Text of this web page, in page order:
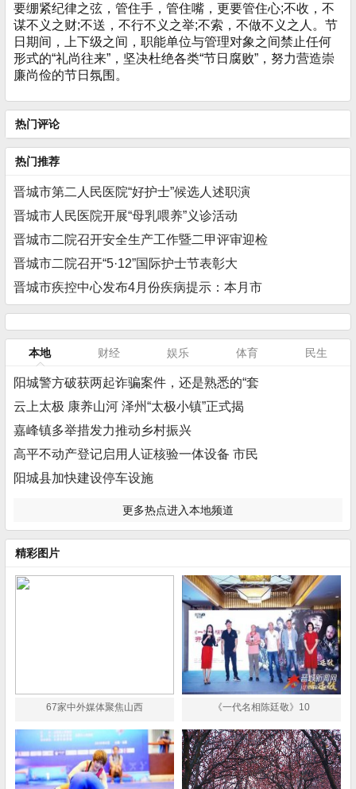
要绷紧纪律之弦，管住手，管住嘴，更要管住心;不收，不
谋不义之财;不送，不行不义之举;不索，不做不义之人。节
日期间，上下级之间，职能单位与管理对象之间禁止任何
形式的“礼尚往来”，坚决杜绝各类“节日腐败”，努力营造崇
廉尚俭的节日氛围。
热门评论
热门推荐
晋城市第二人民医院“好护士”候选人述职演
晋城市人民医院开展“母乳喂养”义诊活动
晋城市二院召开安全生产工作暨二甲评审迎检
晋城市二院召开“5·12”国际护士节表彰大
晋城市疾控中心发布4月份疾病提示：本月市
本地 财经 娱乐 体育 民生
阳城警方破获两起诈骗案件，还是熟悉的“套
云上太极 康养山河 泽州“太极小镇”正式揭
嘉峰镇多举措发力推动乡村振兴
高平不动产登记启用人证核验一体设备 市民
阳城县加快建设停车设施
更多热点进入本地频道
精彩图片
67家中外媒体聚焦山西 《一代名相陈廷敬》10